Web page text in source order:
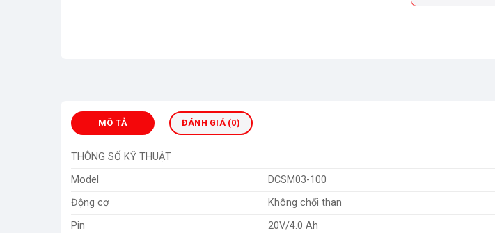
MÔ TẢ ĐÁNH GIÁ (0)
THÔNG SỐ KỸ THUẬT
Model
DCSM03-100
Động cơ
Không chổi than
Pin
20V/4.0 Ah